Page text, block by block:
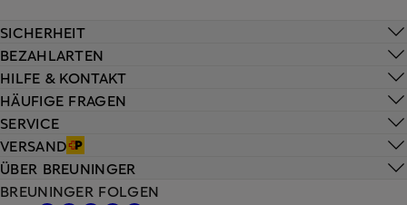
HILFE & KONTAKT
HÄUFIGE FRAGEN
SERVICE
VERSAND
SICHERHEIT
BEZAHLARTEN
ÜBER BREUNINGER
BREUNINGER FOLGEN